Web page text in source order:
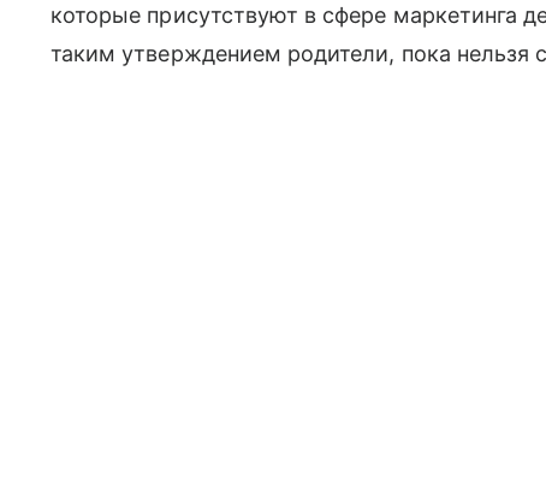
которые присутствуют в сфере маркетинга
таким утверждением родители, пока нельзя